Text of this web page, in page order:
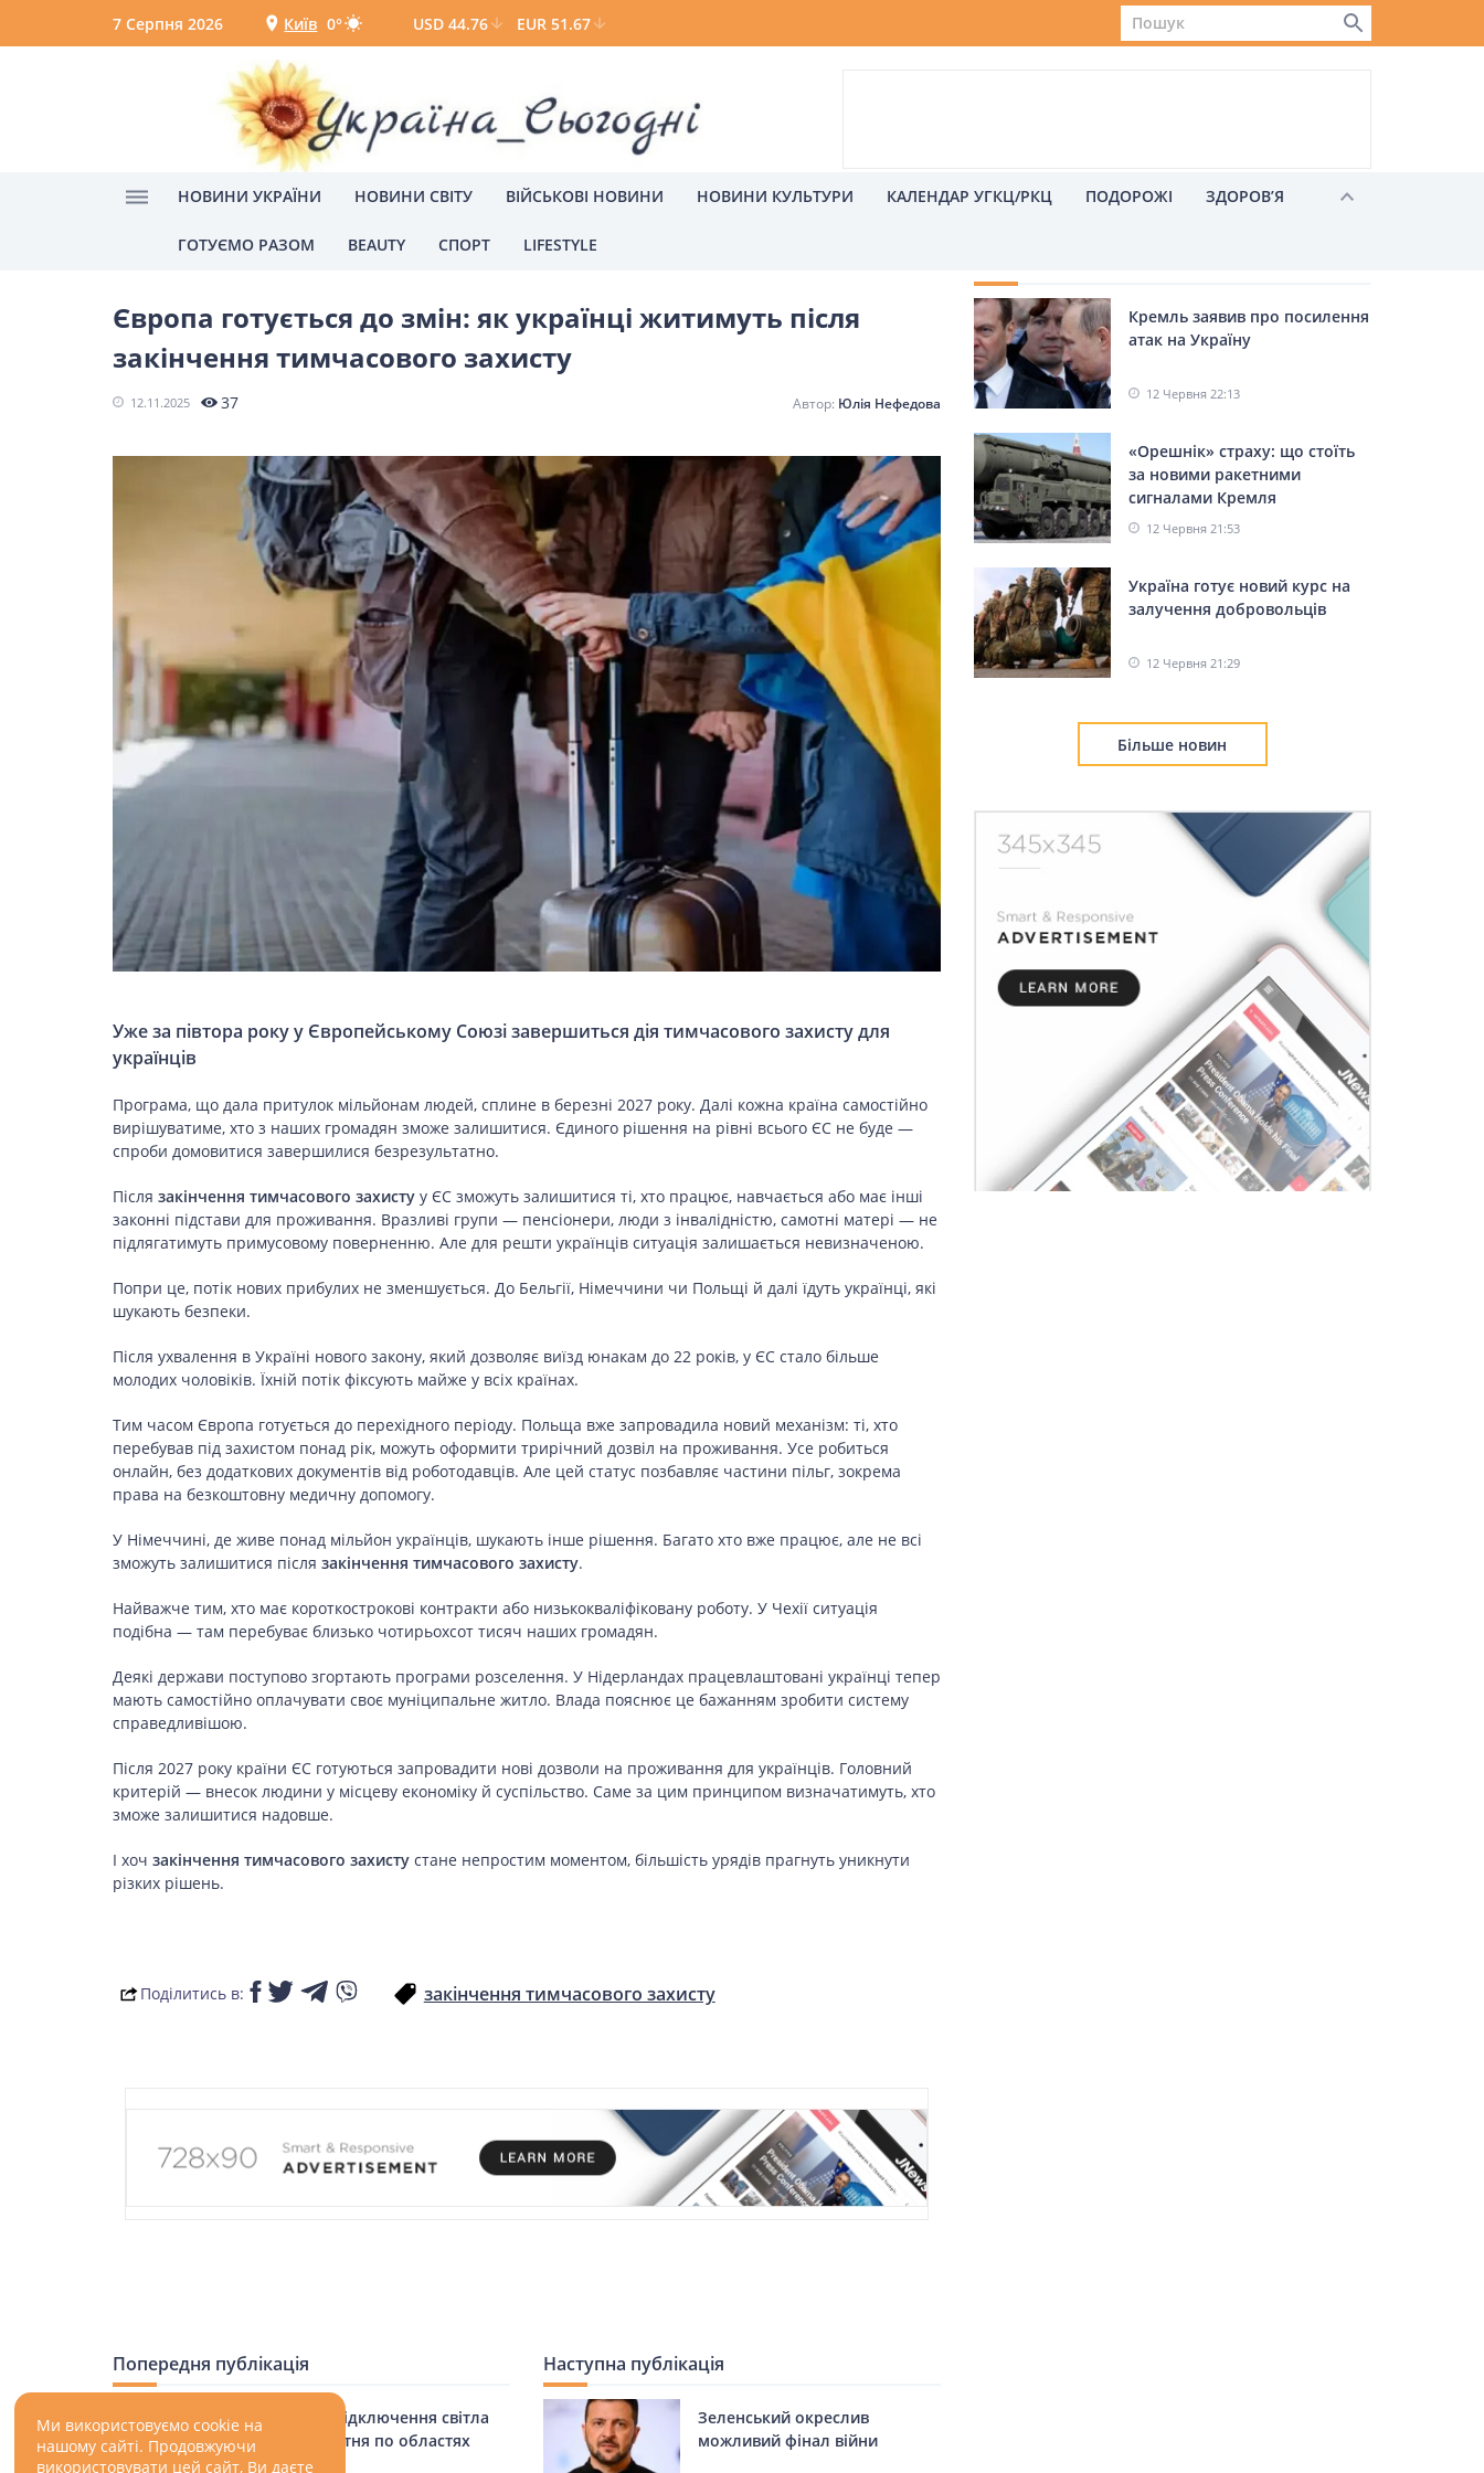
7 Серпня 2026 Київ 0°
Київ
USD 44.76 EUR 51.67
НОВИНИ УКРАЇНИ НОВИНИ СВІТУ ВІЙСЬКОВІ НОВИНИ НОВИНИ КУЛЬТУРИ КАЛЕНДАР УГКЦ/РКЦ ПОДОРОЖІ ЗДОРОВ’Я
ГОТУЄМО РАЗОМ BEAUTY СПОРТ LIFESTYLE
Головні новини Політика Київ Львів
НОВИНИ СВІТУ
ВІЙСЬКОВІ НОВИНИ
НОВИНИ КУЛЬТУРИ
КАЛЕНДАР УГКЦ/РКЦ
ПОДОРОЖІ
Подорожі Україною
ЗДОРОВ’Я
COVID-19
ГОТУЄМО РАЗОМ
BEAUTY
LIFESTYLE
Європа готується до змін: як українці житимуть після
закінчення тимчасового захисту
12.11.2025 37 Юлія Нефедова
Уже за півтора року у Європейському Союзі завершиться дія тимчасового захисту для
українців
Програма, що дала притулок мільйонам людей, сплине в березні 2027 року. Далі кожна країна самостійно
вирішуватиме, хто з наших громадян зможе залишитися. Єдиного рішення на рівні всього ЄС не буде —
спроби домовитися завершилися безрезультатно.
Після закінчення тимчасового захисту у ЄС зможуть залишитися ті, хто працює, навчається або має інші
законні підстави для проживання. Вразливі групи — пенсіонери, люди з інвалідністю, самотні матері — не
підлягатимуть примусовому поверненню. Але для решти українців ситуація залишається невизначеною.
Попри це, потік нових прибулих не зменшується. До Бельгії, Німеччини чи Польщі й далі їдуть українці, які
шукають безпеки.
Після ухвалення в Україні нового закону, який дозволяє виїзд юнакам до 22 років, у ЄС стало більше
молодих чоловіків. Їхній потік фіксують майже у всіх країнах.
Тим часом Європа готується до перехідного періоду. Польща вже запровадила новий механізм: ті, хто
перебував під захистом понад рік, можуть оформити трирічний дозвіл на проживання. Усе робиться
онлайн, без додаткових документів від роботодавців. Але цей статус позбавляє частини пільг, зокрема
права на безкоштовну медичну допомогу.
У Німеччині, де живе понад мільйон українців, шукають інше рішення. Багато хто вже працює, але не всі
зможуть залишитися після закінчення тимчасового захисту.
Найважче тим, хто має короткострокові контракти або низькокваліфіковану роботу. У Чехії ситуація
подібна — там перебуває близько чотирьохсот тисяч наших громадян.
Деякі держави поступово згортають програми розселення. У Нідерландах працевлаштовані українці тепер
мають самостійно оплачувати своє муніципальне житло. Влада пояснює це бажанням зробити систему
справедливішою.
Після 2027 року країни ЄС готуються запровадити нові дозволи на проживання для українців. Головний
критерій — внесок людини у місцеву економіку й суспільство. Саме за цим принципом визначатимуть, хто
зможе залишитися надовше.
І хоч закінчення тимчасового захисту стане непростим моментом, більшість урядів прагнуть уникнути
різких рішень.
Поділитись в: закінчення тимчасового захисту
Кремль заявив про посилення
атак на Україну
12 Червня 22:13
«Орешнік» страху: що стоїть
за новими ракетними
сигналами Кремля
12 Червня 21:53
Україна готує новий курс на
залучення добровольців
12 Червня 21:29
Більше новин
Попередня публікація
Графіки відключення світла
на 24 жовтня по областях
Наступна публікація
Зеленський окреслив
можливий фінал війни
Ми використовуємо cookie на
нашому сайті. Продовжуючи
використовувати цей сайт, Ви даєте